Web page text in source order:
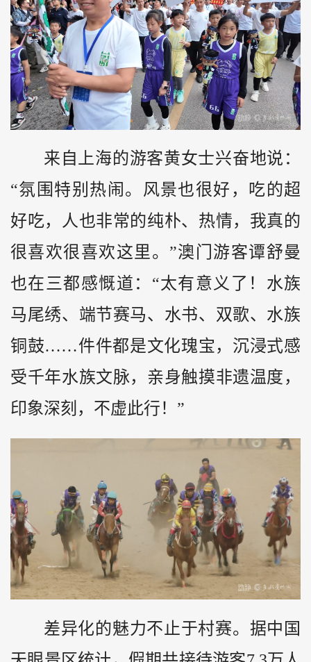
来自上海的游客黄女士兴奋地说：
“氛围特别热闹。风景也很好，吃的超
好吃，人也非常的纯朴、热情，我真的
很喜欢很喜欢这里。”澳门游客谭舒曼
也在三都感慨道：“太有意义了！水族
马尾绣、端节赛马、水书、双歌、水族
铜鼓……件件都是文化瑰宝，沉浸式感
受千年水族文脉，亲身触摸非遗温度，
印象深刻，不虚此行！”
差异化的魅力不止于村赛。据中国